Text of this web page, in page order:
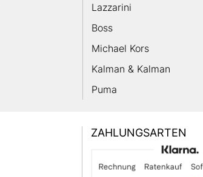
Lazzarini
Boss
Michael Kors
Kalman & Kalman
Puma
ZAHLUNGSARTEN